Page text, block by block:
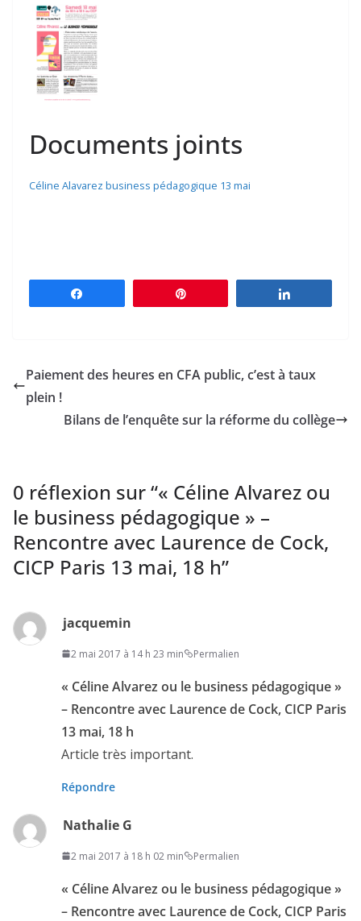
Documents joints
Céline Alavarez business pédagogique 13 mai
Paiement des heures en CFA public, c’est à taux
plein !
Bilans de l’enquête sur la réforme du collège
0 réflexion sur “« Céline Alvarez ou
le business pédagogique » –
Rencontre avec Laurence de Cock,
CICP Paris 13 mai, 18 h”
jacquemin
2 mai 2017 à 14 h 23 min Permalien
« Céline Alvarez ou le business pédagogique »
– Rencontre avec Laurence de Cock, CICP Paris
13 mai, 18 h
Article très important.
Répondre
Nathalie G
2 mai 2017 à 18 h 02 min Permalien
« Céline Alvarez ou le business pédagogique »
– Rencontre avec Laurence de Cock, CICP Paris